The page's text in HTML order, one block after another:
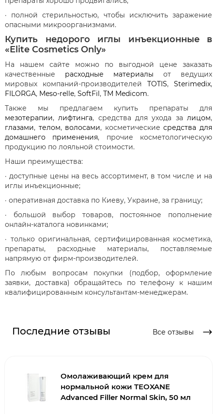
· полной стерильностью, чтобы исключить заражение
опасными микроорганизмами.
Купить недорого иглы инъекционные в
«Elite Cosmetics Only»
На нашем сайте можно по выгодной цене заказать
качественные расходные материалы от ведущих
мировых компаний-производителей TOTIS, Sterimedix,
FILORGA, Meso-relle, SoftFil, ТМ Medicom.
Также мы предлагаем купить препараты для
мезотерапии,лифтинга, средства для ухода залицом,
глазами, телом, волосами, косметическиесредства для
домашнего применения, прочие косметологическую
продукцию по лояльной стоимости.
Наши преимущества:
· доступные цены на весь ассортимент, в том числе и на
иглы инъекционные;
· оперативная доставка по Киеву, Украине, за границу;
· большой выбор товаров, постоянное пополнение
онлайн-каталога новинками;
· только оригинальная, сертифицированная косметика,
препараты, расходные материалы, поставляемые
напрямую от фирм-производителей.
По любым вопросам покупки (подбор, оформление
заявки, доставка) обращайтесь по телефону к нашим
квалифицированным консультантам-менеджерам.
Последние отзывы Все отзывы
Омолаживающий крем для
нормальной кожи TEOXANE
Advanced Filler Normal Skin, 50 мл